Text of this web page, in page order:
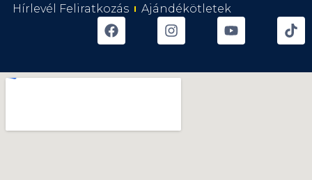
Hírlevél Feliratkozás
Ajándékötletek